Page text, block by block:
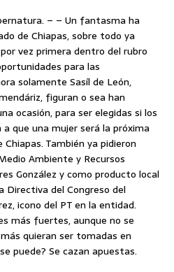
– – Un fantasma ha
de Chiapas, sobre todo ya
vez primera dentro del rubro
para las
solamente Sasíl de León,
figuran o sea han
ocasión, para ser elegidas si los
que una mujer será la próxima
También ya pidieron
Ambiente y Recursos
González y como producto local
Directiva del Congreso del
icono del PT en la entidad.
más fuertes, aunque no se
quieran ser tomadas en
puede? Se cazan apuestas.